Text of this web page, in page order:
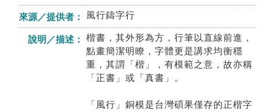
來源／提供者： 風行鑄字行
說明／描述：
楷書，其外形為方，行筆以直線前進，
點畫簡潔明瞭，字體更是講求均衡穩
重，其謂「楷」，有模範之意，故亦稱
「正書」或「真書」。
「風行」銅模是台灣碩果僅存的正楷字